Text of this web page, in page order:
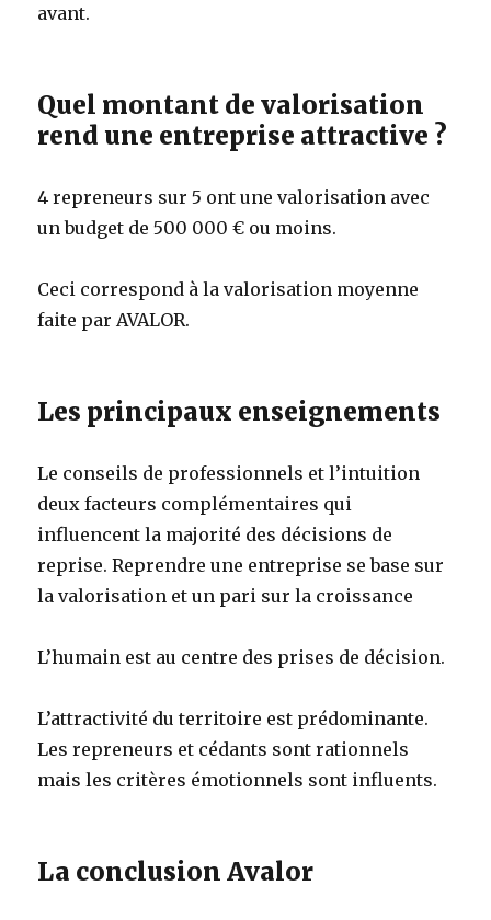
avant.
Quel montant de valorisation
rend une entreprise attractive ?
4 repreneurs sur 5 ont une valorisation avec
un budget de 500 000 € ou moins.
Ceci correspond à la valorisation moyenne
faite par AVALOR.
Les principaux enseignements
Le conseils de professionnels et l’intuition
deux facteurs complémentaires qui
influencent la majorité des décisions de
reprise. Reprendre une entreprise se base sur
la valorisation et un pari sur la croissance
L’humain est au centre des prises de décision.
L’attractivité du territoire est prédominante.
Les repreneurs et cédants sont rationnels
mais les critères émotionnels sont influents.
La conclusion Avalor